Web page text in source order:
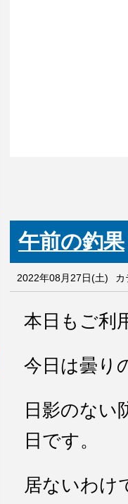
午前の釣果
2022年08月27日(土) カ
本日もご利
今日は曇り
日影のな
日です。
居ないわけ